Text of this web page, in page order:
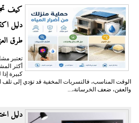
كيف
دليل
طرق
تعتبر
أكثر
كبيرة
الوقت المناسب، فالتسربات المخفية قد تؤدي إلى تلف
والعفن، ضعف الخرسانة،...